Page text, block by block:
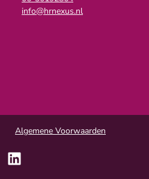
info@hrnexus.nl
Algemene Voorwaarden